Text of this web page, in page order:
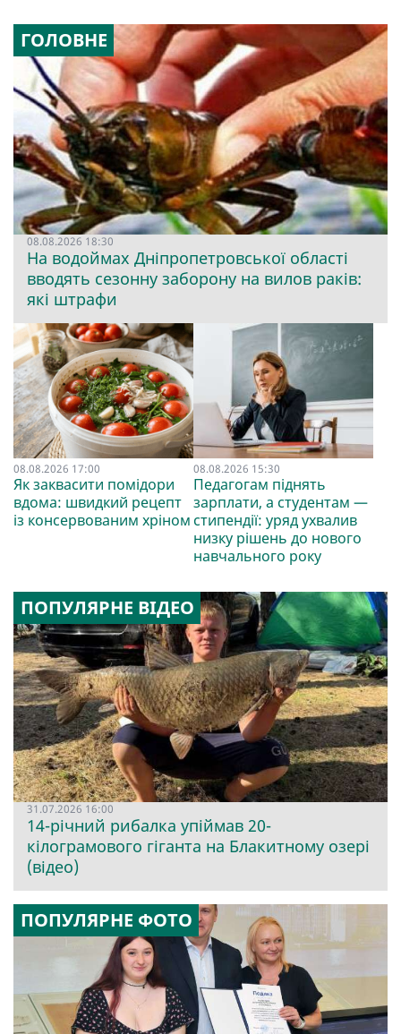
ГОЛОВНЕ
08.08.2026 18:30
На водоймах Дніпропетровської області
вводять сезонну заборону на вилов раків:
які штрафи
08.08.2026 17:00
Як заквасити помідори
вдома: швидкий рецепт
із консервованим хріном
08.08.2026 15:30
Педагогам піднять
зарплати, а студентам —
стипендії: уряд ухвалив
низку рішень до нового
навчального року
ПОПУЛЯРНЕ ВІДЕО
31.07.2026 16:00
14-річний рибалка упіймав 20-
кілограмового гіганта на Блакитному озері
(відео)
ПОПУЛЯРНЕ ФОТО